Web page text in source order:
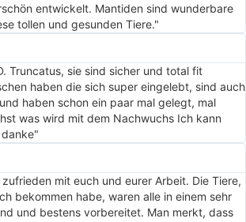
entwickelt. Mantiden sind wunderbare
tollen und gesunden Tiere."
Truncatus, sie sind sicher und total fit
haben die sich super eingelebt, sind auch
haben schon ein paar mal gelegt, mal
was wird mit dem Nachwuchs Ich kann
mit euch und eurer Arbeit. Die Tiere,
bekommen habe, waren alle in einem sehr
und bestens vorbereitet. Man merkt, dass